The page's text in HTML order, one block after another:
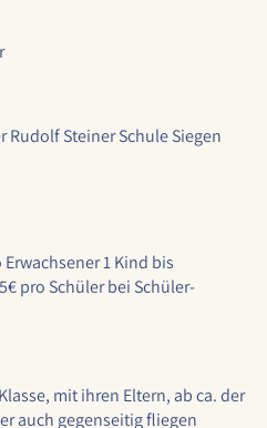
Rudolf Steiner Schule Siegen
1 Kind bis
pro Schüler bei Schüler-
mit ihren Eltern, ab ca. der
auch gegenseitig fliegen
Plattformen anzeigen zu
externen Medien